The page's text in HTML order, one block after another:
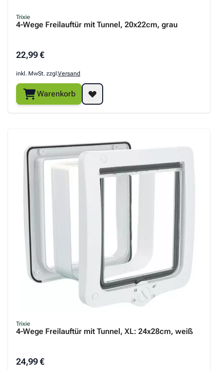
Trixie
4-Wege Freilauftür mit Tunnel, 20x22cm, grau
22,99 €
inkl. MwSt. zzgl.Versand
Warenkorb
Trixie
4-Wege Freilauftür mit Tunnel, XL: 24x28cm, weiß
24,99 €